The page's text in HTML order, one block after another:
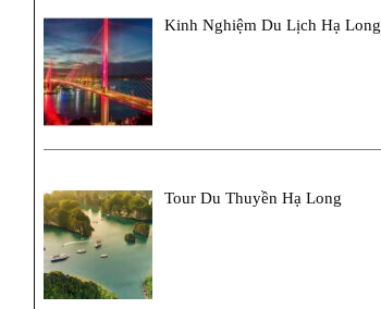
Kinh Nghiệm Du Lịch Hạ Long
Tour Du Thuyền Hạ Long